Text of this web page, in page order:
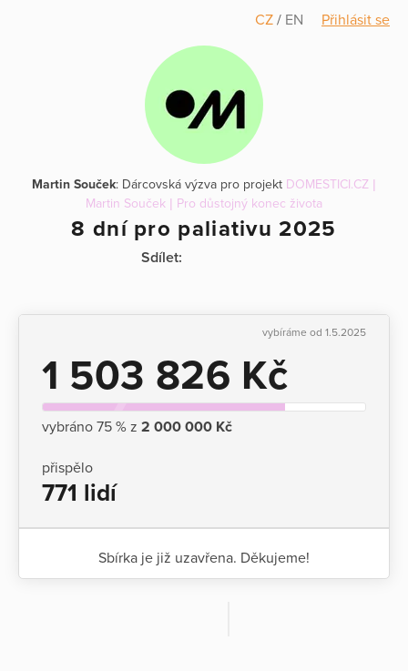
CZ / EN Přihlásit se
Martin Souček: Dárcovská výzva pro projekt DOMESTICI.CZ |
Martin Souček | Pro důstojný konec života
8 dní pro paliativu 2025
Sdílet:
vybíráme od 1.5.2025
1 503 826 Kč
vybráno 75 % z 2 000 000 Kč
přispělo
771 lidí
Sbírka je již uzavřena. Děkujeme!